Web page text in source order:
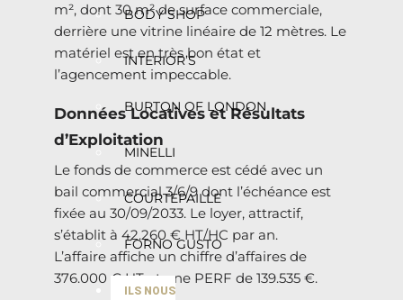
BODY SHOP
INTERIOR’S
BURTON OF LONDON
MINELLI
COURTEPAILLE
FORNO GUSTO
ILS NOUS
m², dont 30 m² de surface commerciale,
derrière une vitrine linéaire de 12 mètres. Le
matériel est en très bon état et
l’agencement impeccable.
Données Locatives et Résultats
d’Exploitation
Le fonds de commerce est cédé avec un
bail commercial 3/6/9 dont l’échéance est
fixée au 30/09/2033. Le loyer, attractif,
s’établit à 42.260 € HT/HC par an.
L’affaire affiche un chiffre d’affaires de
376.000 € HT et une PERF de 139.535 €.